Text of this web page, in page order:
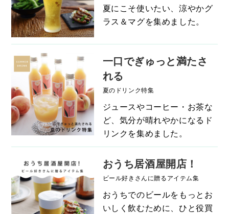
夏にこそ使いたい、涼やかグ
ラス＆マグを集めました。
一口でぎゅっと満たさ
れる
夏のドリンク特集
ジュースやコーヒー・お茶な
ど、気分が晴れやかになるド
リンクを集めました。
おうち居酒屋開店！
ビール好きさんに贈るアイテム集
おうちでのビールをもっとお
いしく飲むために、ひと役買